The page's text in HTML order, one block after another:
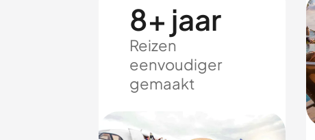
8+ jaar
Reizen
eenvoudiger
gemaakt